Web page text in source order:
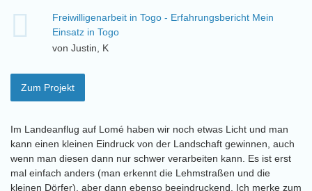
Freiwilligenarbeit in Togo - Erfahrungsbericht Mein
Einsatz in Togo
von Justin, K
Zum Projekt
Im Landeanflug auf Lomé haben wir noch etwas Licht und man
kann einen kleinen Eindruck von der Landschaft gewinnen, auch
wenn man diesen dann nur schwer verarbeiten kann. Es ist erst
mal einfach anders (man erkennt die Lehmstraßen und die
kleinen Dörfer), aber dann ebenso beeindruckend. Ich merke zum